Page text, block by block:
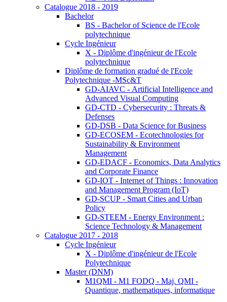
Catalogue 2018 - 2019
Bachelor
BS - Bachelor of Science de l'Ecole
polytechnique
Cycle Ingénieur
X - Diplôme d'ingénieur de l'Ecole
polytechnique
Diplôme de formation gradué de l'Ecole
Polytechnique -MSc&T
GD-AIAVC - Artificial Intelligence and
Advanced Visual Computing
GD-CTD - Cybersecurity : Threats &
Defenses
GD-DSB - Data Science for Business
GD-ECOSEM - Ecotechnologies for
Sustainability & Environment
Management
GD-EDACF - Economics, Data Analytics
and Corporate Finance
GD-IOT - Internet of Things : Innovation
and Management Program (IoT)
GD-SCUP - Smart Cities and Urban
Policy
GD-STEEM - Energy Environment :
Science Technology & Management
Catalogue 2017 - 2018
Cycle Ingénieur
X - Diplôme d'ingénieur de l'Ecole
Polytechnique
Master (DNM)
M1QMI - M1 FODQ - Maj. QMI -
Quantique, mathematiques, informatique